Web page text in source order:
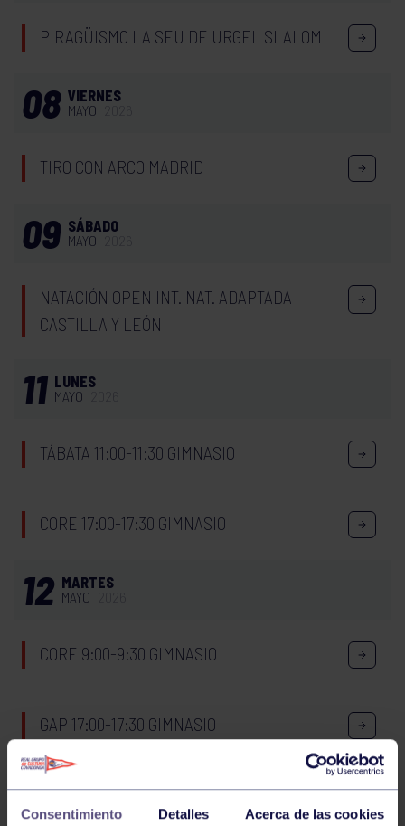
Consentimiento Detalles Acerca de las cookies
PIRAGÜISMO LA SEU DE URGEL SLALOM
08 VIERNES
MAYO
TIRO CON ARCO MADRID
09 SÁBADO
MAYO
NATACIÓN OPEN INT. NAT. ADAPTADA
CASTILLA Y LEÓN
11 LUNES
MAYO
TÁBATA 11:00-11:30 GIMNASIO
CORE 17:00-17:30 GIMNASIO
12 MARTES
MAYO
CORE 9:00-9:30 GIMNASIO
GAP 17:00-17:30 GIMNASIO
13